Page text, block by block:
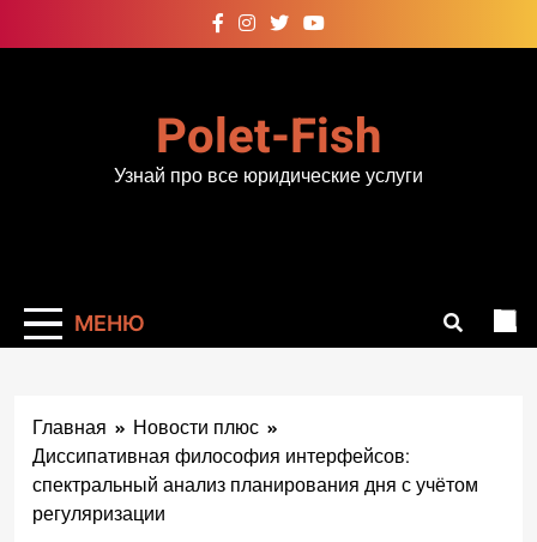
к
Polet-Fish
Узнай про все юридические услуги
МЕНЮ
Главная
Новости плюс
Диссипативная философия интерфейсов:
спектральный анализ планирования дня с учётом
регуляризации